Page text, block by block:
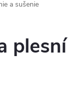
plesní